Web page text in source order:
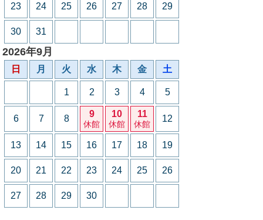
23 24 25 26 27 28 29
30 31
2026年9月
日 月 火 水 木 金 土
1 2 3 4 5
6 7 8 9
休館
10
休館
11
休館
12
13 14 15 16 17 18 19
20 21 22 23 24 25 26
27 28 29 30